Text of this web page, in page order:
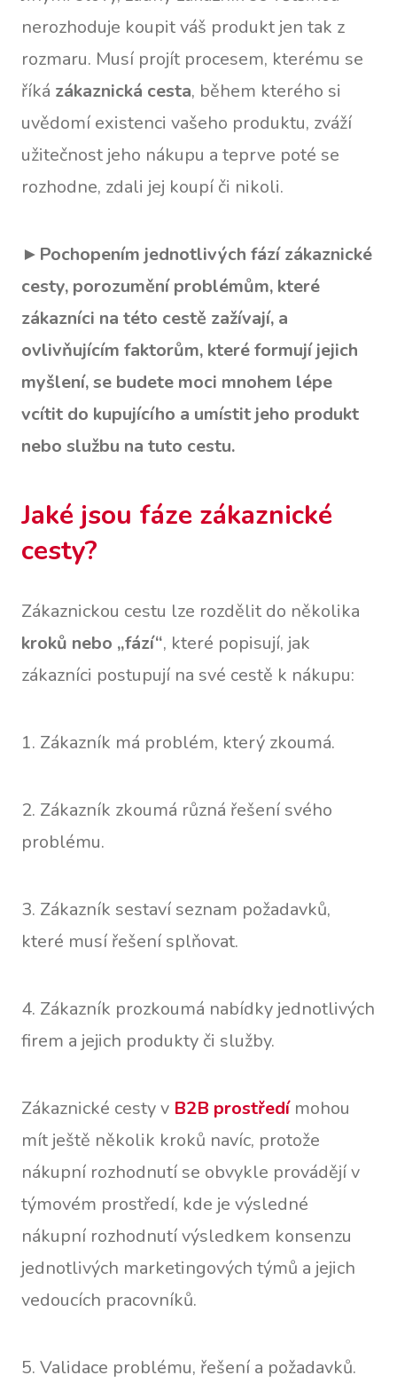
nerozhoduje koupit váš produkt jen tak z
rozmaru. Musí projít procesem, kterému se
říká zákaznická cesta, během kterého si
uvědomí existenci vašeho produktu, zváží
užitečnost jeho nákupu a teprve poté se
rozhodne, zdali jej koupí či nikoli.
► Pochopením jednotlivých fází zákaznické
cesty, porozumění problémům, které
zákazníci na této cestě zažívají, a
ovlivňujícím faktorům, které formují jejich
myšlení, se budete moci mnohem lépe
vcítit do kupujícího a umístit jeho produkt
nebo službu na tuto cestu.
Jaké jsou fáze zákaznické
cesty?
Zákaznickou cestu lze rozdělit do několika
kroků nebo „fází“, které popisují, jak
zákazníci postupují na své cestě k nákupu:
1. Zákazník má problém, který zkoumá.
2. Zákazník zkoumá různá řešení svého
problému.
3. Zákazník sestaví seznam požadavků,
které musí řešení splňovat.
4. Zákazník prozkoumá nabídky jednotlivých
firem a jejich produkty či služby.
Zákaznické cesty v B2B prostředímohou
mít ještě několik kroků navíc, protože
nákupní rozhodnutí se obvykle provádějí v
týmovém prostředí, kde je výsledné
nákupní rozhodnutí výsledkem konsenzu
jednotlivých marketingových týmů a jejich
vedoucích pracovníků.
5. Validace problému, řešení a požadavků.